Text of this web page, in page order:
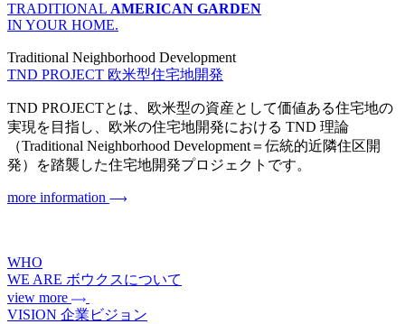
TRADITIONAL AMERICAN GARDEN
IN YOUR HOME.
Traditional Neighborhood Development
TND PROJECT 欧米型住宅地開発
TND PROJECTとは、欧米型の資産として価値ある住宅地の
実現を目指し、欧米の住宅地開発における TND 理論
（Traditional Neighborhood Development＝伝統的近隣住区開
発）を踏襲した住宅地開発プロジェクトです。
more information
WHO
WE ARE ボウクスについて
view more
VISION 企業ビジョン